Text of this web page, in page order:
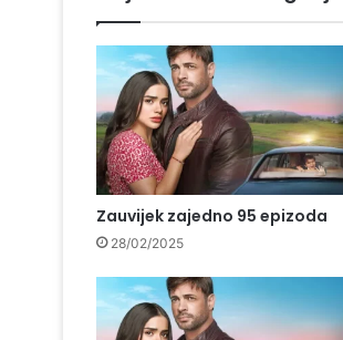
Zauvijek zajedno 95 epizoda
28/02/2025